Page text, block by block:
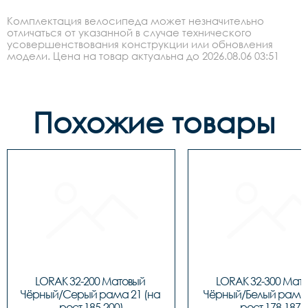
Комплектация велосипеда может незначительно
отличаться от указанной в случае технического
усовершенствования конструкции или обновления
модели. Цена на товар актуальна до 2026.08.06 03:51
Похожие товары
LORAK 32-200 Матовый
Чёрный/Серый рама 21 (на
LORAK 32-300
Чёрный/Белый рама